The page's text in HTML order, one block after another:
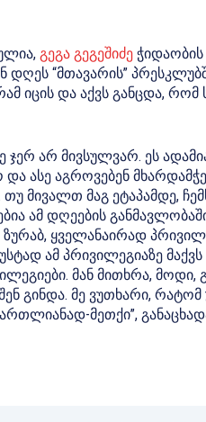
გეგა გეგეშიძე
დღეს “მთავარის”
იცის და აქვს განცდა,
არ მივსულვარ. ეს
ასე აგროვებენ
მივალთ მაგ ეტაპამდე,
ამ დღეების
ზურაბ, ყველანაირად
ამ პრივილეგიაზე მაქვს
მან მითხრა, მოდი,
გინდა. მე ვუთხარი, რატომ
მეთქი”,